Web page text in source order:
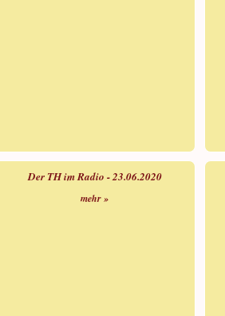
Der TH im Radio - 23.06.2020
mehr »